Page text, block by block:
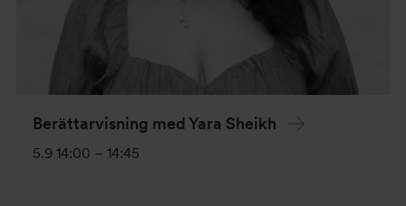
Berättarvisning med Yara Sheikh
5.9 14:00 – 14:45